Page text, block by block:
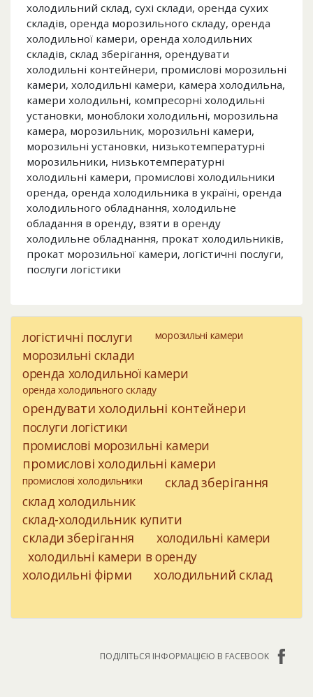
холодильний склад, сухі склади, оренда сухих
складів, оренда морозильного складу, оренда
холодильної камери, оренда холодильних
складів, склад зберігання, орендувати
холодильні контейнери, промислові морозильні
камери, холодильні камери, камера холодильна,
камери холодильні, компресорні холодильні
установки, моноблоки холодильні, морозильна
камера, морозильник, морозильні камери,
морозильні установки, низькотемпературні
морозильники, низькотемпературні
холодильні камери, промислові холодильники
оренда, оренда холодильника в україні, оренда
холодильного обладнання, холодильне
обладання в оренду, взяти в оренду
холодильне обладнання, прокат холодильників,
прокат морозильної камери, логістичні послуги,
послуги логістики
логістичні послуги морозильні камери
морозильні склади
оренда холодильної камери
оренда холодильного складу
орендувати холодильні контейнери
послуги логістики
промислові морозильні камери
промислові холодильні камери
промислові холодильники
склад зберігання
склад холодильник
склад-холодильник купити
склади зберігання
холодильні камери
холодильні камери в оренду
холодильні фірми
холодильний склад
ПОДІЛІТЬСЯ ІНФОРМАЦІЄЮ В FACEBOOK